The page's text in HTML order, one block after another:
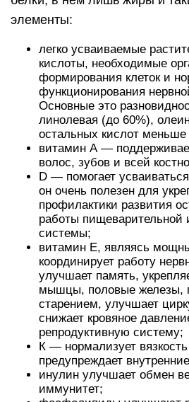
элементы:
легко усваиваемые
кислоты, необходимые
формирования клеток и
функционирования
Основные это
линолевая (до 60%),
остальных кислот меньше
витамин А ―
волос, зубов и всей
D ― помогает
он очень полезен для
профилактики развития
работы пищеварительной
системы;
витамин Е, являясь
координирует работу
улучшает память,
мышцы, половые железы,
старением, улучшает
снижает кровяное
репродуктивную систему;
К ― нормализует вязкость
предупреждает
инулин улучшает обмен
иммунитет;